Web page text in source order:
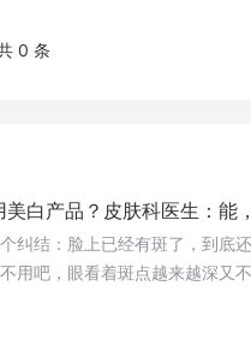
0 条
白产品？皮肤科医生：能
结：脸上已经有斑了，到底
用吧，眼看着斑点越来越深又
者不仅可以使用美白产品，而
。关键在于——你得知道哪些成